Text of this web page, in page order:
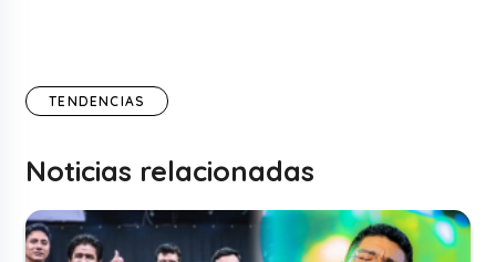
TENDENCIAS
Noticias relacionadas